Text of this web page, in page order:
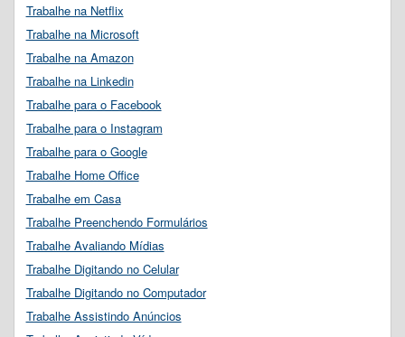
Trabalhe na Netflix
Trabalhe na Microsoft
Trabalhe na Amazon
Trabalhe na Linkedin
Trabalhe para o Facebook
Trabalhe para o Instagram
Trabalhe para o Google
Trabalhe Home Office
Trabalhe em Casa
Trabalhe Preenchendo Formulários
Trabalhe Avaliando Mídias
Trabalhe Digitando no Celular
Trabalhe Digitando no Computador
Trabalhe Assistindo Anúncios